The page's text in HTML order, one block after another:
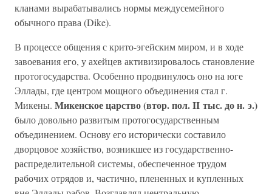
кланами вырабатывались нормы междусемейного
обычного права (Dike).
В процессе общения с крито-эгейским миром, и в ходе
завоевания его, у ахейцев активизировалось становление
протогосударства. Особенно продвинулось оно на юге
Эллады, где центром мощного объединения стал г.
Микены. Микенское царство (втор. пол. II тыс. до н. э.)
было довольно развитым протогосударственным
объединением. Основу его исторически составило
дворцовое хозяйство, возникшее из государственно-
распределительной системы, обеспеченное трудом
рабочих отрядов и, частично, плененных и купленных